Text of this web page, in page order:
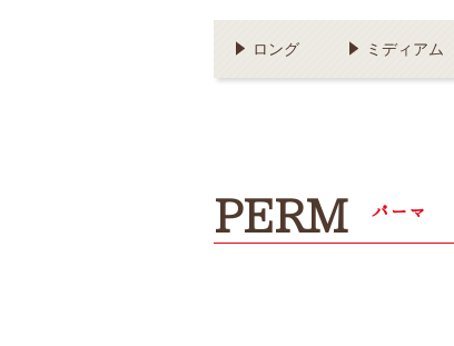
ロング ミディアム
PERM パーマ